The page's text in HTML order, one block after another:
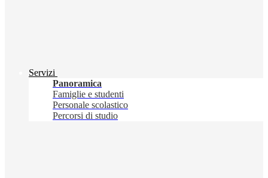
Servizi
Panoramica
Famiglie e studenti
Personale scolastico
Percorsi di studio